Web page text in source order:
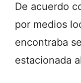
De acuerdo
por medios
encontraba
estacionada